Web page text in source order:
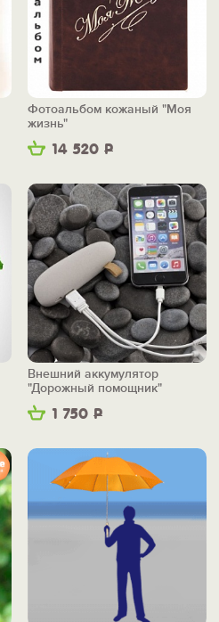
14 520 Р
Фотоальбом кожаный "Моя
жизнь"
1 750 Р
Внешний аккумулятор
"Дорожный помощник"